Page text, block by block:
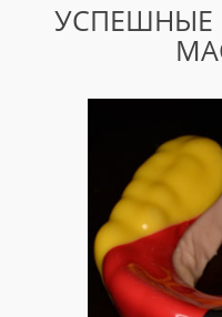
УСПЕШНЫЕ